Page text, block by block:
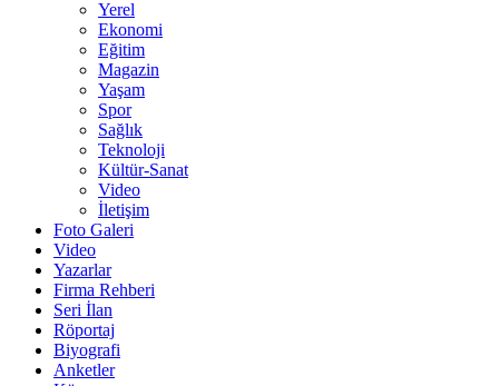
Yerel
Ekonomi
Eğitim
Magazin
Yaşam
Spor
Sağlık
Teknoloji
Kültür-Sanat
Video
İletişim
Foto Galeri
Video
Yazarlar
Firma Rehberi
Seri İlan
Röportaj
Biyografi
Anketler